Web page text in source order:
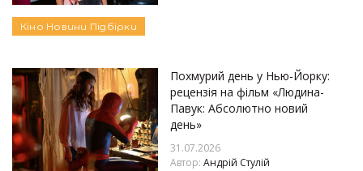
Кіно Новини Підбірки
Похмурий день у Нью-Йорку:
рецензія на фільм «Людина-
Павук: Абсолютно новий
день»
31.07.2026
Автор: Андрій Стулій